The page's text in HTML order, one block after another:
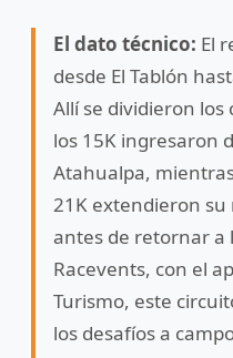
El dato técnico: El
desde El Tablón
Allí se dividieron
los 15K ingresaron
Atahualpa,
21K extendieron su
antes de retornar a
Racevents, con el
Turismo, este
los desafíos a